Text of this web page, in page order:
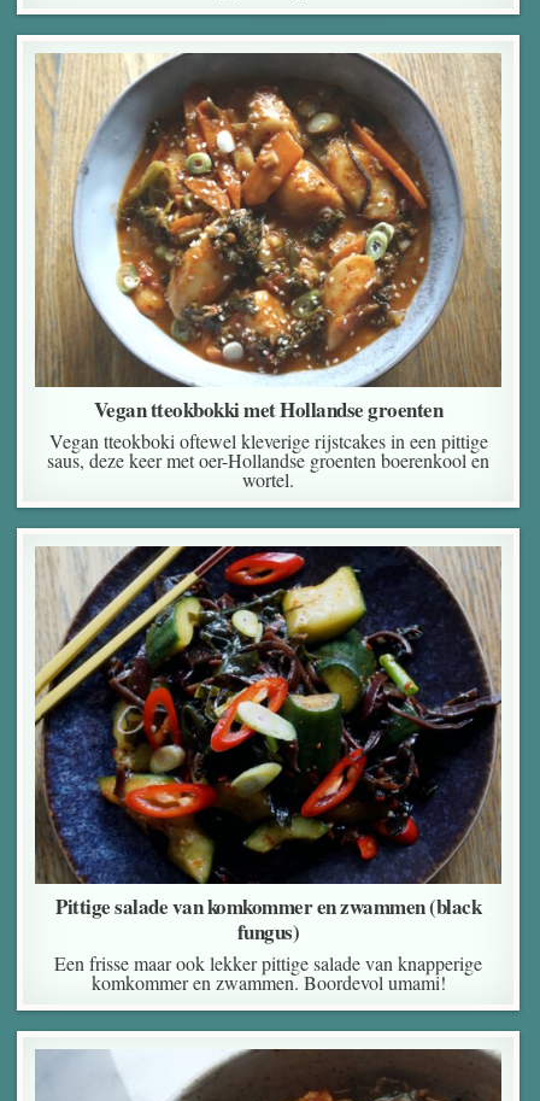
Vegan tteokbokki met Hollandse groenten
Vegan tteokboki oftewel kleverige rijstcakes in een pittige
saus, deze keer met oer-Hollandse groenten boerenkool en
wortel.
Pittige salade van komkommer en zwammen (black
fungus)
Een frisse maar ook lekker pittige salade van knapperige
komkommer en zwammen. Boordevol umami!